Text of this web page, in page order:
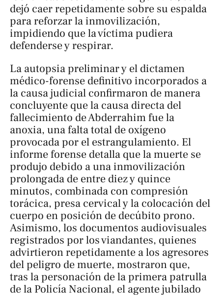
dejó caer repetidamente sobre su espalda
para reforzar la inmovilización,
impidiendo que la víctima pudiera
defenderse y respirar.
La autopsia preliminar y el dictamen
médico-forense definitivo incorporados a
la causa judicial confirmaron de manera
concluyente que la causa directa del
fallecimiento de Abderrahim fue la
anoxia, una falta total de oxígeno
provocada por el estrangulamiento. El
informe forense detalla que la muerte se
produjo debido a una inmovilización
prolongada de entre diez y quince
minutos, combinada con compresión
torácica, presa cervical y la colocación del
cuerpo en posición de decúbito prono.
Asimismo, los documentos audiovisuales
registrados por los viandantes, quienes
advirtieron repetidamente a los agresores
del peligro de muerte, mostraron que,
tras la personación de la primera patrulla
de la Policía Nacional, el agente jubilado